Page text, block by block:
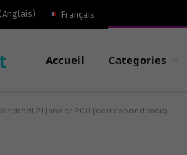
(Anglais) Français
Accueil Categories
21 janvier 2011 (correspondence)